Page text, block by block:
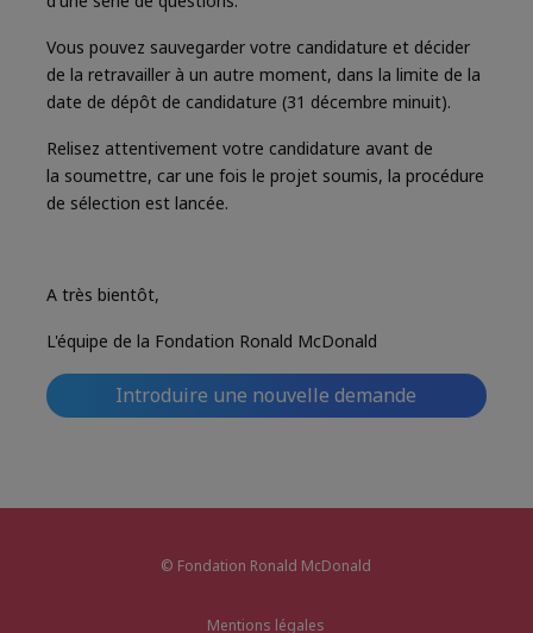
Vous pouvez sauvegarder votre candidature et décider
de la retravailler à un autre moment, dans la limite de la
date de dépôt de candidature (31 décembre minuit).
Relisez attentivement votre candidature avant de
la soumettre, car une fois le projet soumis, la procédure
de sélection est lancée.
A très bientôt,
L'équipe de la Fondation Ronald McDonald
Introduire une nouvelle demande
© Fondation Ronald McDonald
Mentions légales